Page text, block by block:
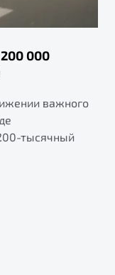
000
важного
тысячный